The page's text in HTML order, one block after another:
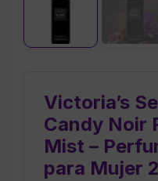
Victoria’s
Candy Noir
Mist –
para Mujer